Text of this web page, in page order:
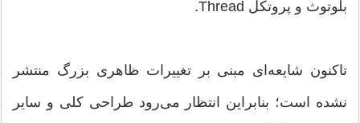
بلوتوث و پروتکل Thread.
تاکنون شایعه‌ای مبنی بر تغییرات ظاهری بزرگ منتشر
نشده است؛ بنابراین انتظار می‌رود طراحی کلی و سایر